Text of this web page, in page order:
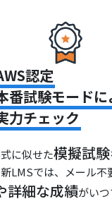
認定
番試験モードに
力チェック
に似せた模擬試験
LMSでは、メール不
詳細な成績がい